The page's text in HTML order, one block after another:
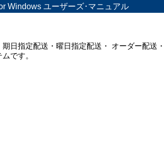
Windows ユーザーズ･マニュアル
日指定配送・曜日指定配送・ オーダー配送
です。